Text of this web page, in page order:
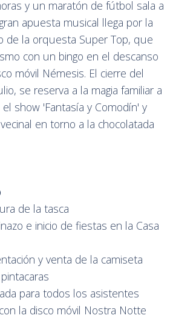
y un maratón de fútbol sala a
apuesta musical llega por la
de la orquesta Super Top, que
con un bingo en el descanso
móvil Némesis. El cierre del
se reserva a la magia familiar a
show 'Fantasía y Comodín' y
en torno a la chocolatada
de la tasca
e inicio de fiestas en la Casa
y venta de la camiseta
para todos los asistentes
la disco móvil Nostra Notte